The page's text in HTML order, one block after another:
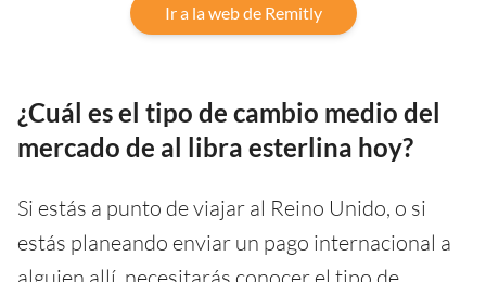
Ir a la web de Remitly
¿Cuál es el tipo de cambio medio del
mercado de al libra esterlina hoy?
Si estás a punto de viajar al Reino Unido, o si
estás planeando enviar un pago internacional a